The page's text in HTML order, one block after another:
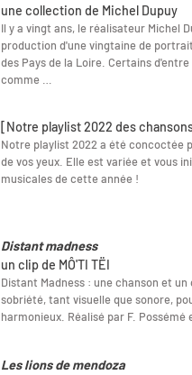
une collection de Michel Dupuy
Il y a vingt ans, le réalisateur Michel
production d'une vingtaine de
des Pays de la Loire. Certains
comme …
[Notre playlist 2022 des
Notre playlist 2022 a été concoctée
de vos yeux. Elle est variée et vous
musicales de cette année !
Distant madness
un clip de MÔ'TI TËI
Distant Madness : une chanson et
sobriété, tant visuelle que sonore,
harmonieux. Réalisé par F. Possémé
Les lions de mendoza